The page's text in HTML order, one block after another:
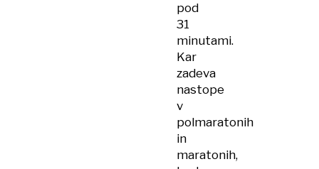
pod
31
minutami.
Kar
zadeva
nastope
v
polmaratonih
in
maratonih,